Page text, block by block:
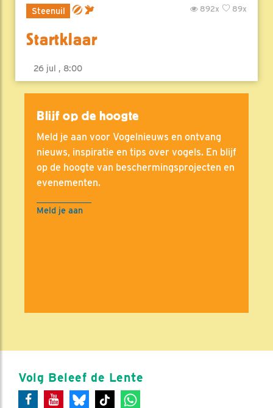
Steenuil 89x
892x
Startklaar
26 jul , 8:00
Blijf op de hoogte
Meld je aan voor Vogelnieuws en ontvang
nieuws, inspiratie en tips over vogels. En blijf
op de hoogte van beschermingsprojecten en
evenementen.
Meld je aan
Volg Beleef de Lente